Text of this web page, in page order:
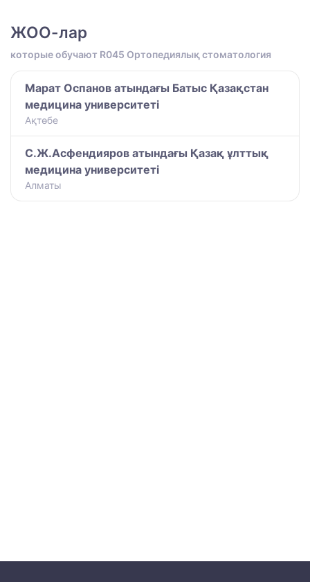
ЖОО-лар
которые обучают R045 Ортопедиялық стоматология
Марат Оспанов атындағы Батыс Қазақстан
медицина университеті
Ақтөбе
С.Ж.Асфендияров атындағы Қазақ ұлттық
медицина университеті
Алматы